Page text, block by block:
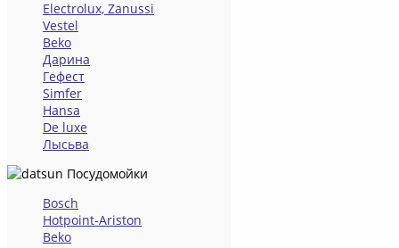
Electrolux, Zanussi
Vestel
Beko
Дарина
Гефест
Simfer
Hansa
De luxe
Лысьва
Посудомойки
Bosch
Hotpoint-Ariston
Beko